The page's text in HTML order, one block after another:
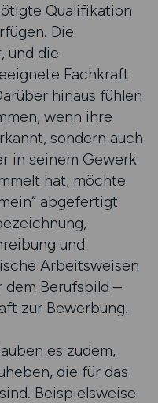
Qualifikation
Die
und die
Fachkraft
hinaus fühlen
wenn ihre
sondern auch
in seinem Gewerk
hat, möchte
abgefertigt
und
Arbeitsweisen
dem Berufsbild –
zur Bewerbung.
es zudem,
die für das
Beispielsweise